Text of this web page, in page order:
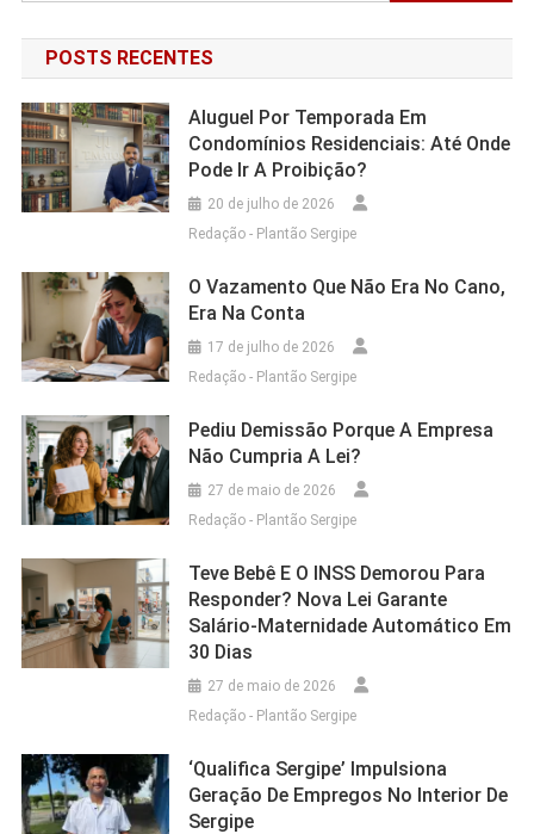
POSTS RECENTES
Aluguel Por Temporada Em
Condomínios Residenciais: Até Onde
Pode Ir A Proibição?
20 de julho de 2026
Redação - Plantão Sergipe
O Vazamento Que Não Era No Cano,
Era Na Conta
17 de julho de 2026
Redação - Plantão Sergipe
Pediu Demissão Porque A Empresa
Não Cumpria A Lei?
27 de maio de 2026
Redação - Plantão Sergipe
Teve Bebê E O INSS Demorou Para
Responder? Nova Lei Garante
Salário-Maternidade Automático Em
30 Dias
27 de maio de 2026
Redação - Plantão Sergipe
‘Qualifica Sergipe’ Impulsiona
Geração De Empregos No Interior De
Sergipe